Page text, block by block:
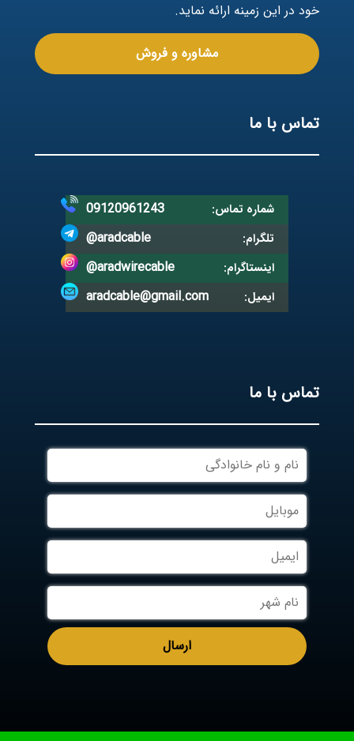
خود در این زمینه ارائه نماید.
مشاوره و فروش
تماس با ما
شماره تماس: 09120961243
تلگرام: @aradcable
اینستاگرام: @aradwirecable
ایمیل: aradcable@gmail.com
تماس با ما